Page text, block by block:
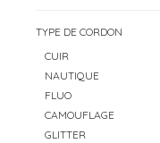
TYPE DE CORDON
CUIR
NAUTIQUE
FLUO
CAMOUFLAGE
GLITTER